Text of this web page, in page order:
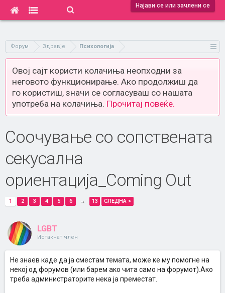
Најави се или зачлени се
Форум Здравје Психологија
Овој сајт користи колачиња неопходни за
неговото функционирање. Ако продолжиш да
го користиш, значи се согласуваш со нашата
употреба на колачиња. Прочитај повеќе.
Соочување со сопствената
секусална
ориентација_Coming Out
1 2 3 4 5 6 → 13 СЛЕДНА >
LGBT
Истакнат член
Не знаев каде да ја сместам темата, може ке му помогне на
некој од форумов (или барем ако чита само на форумот).Ако
треба администраторите нека ја преместат.